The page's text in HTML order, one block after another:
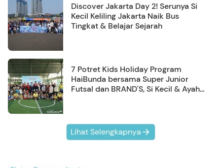
Discover Jakarta Day 2! Serunya Si
Kecil Keliling Jakarta Naik Bus
Tingkat & Belajar Sejarah
7 Potret Kids Holiday Program
HaiBunda bersama Super Junior
Futsal dan BRAND'S, Si Kecil & Ayah
Lihat Selengkapnya